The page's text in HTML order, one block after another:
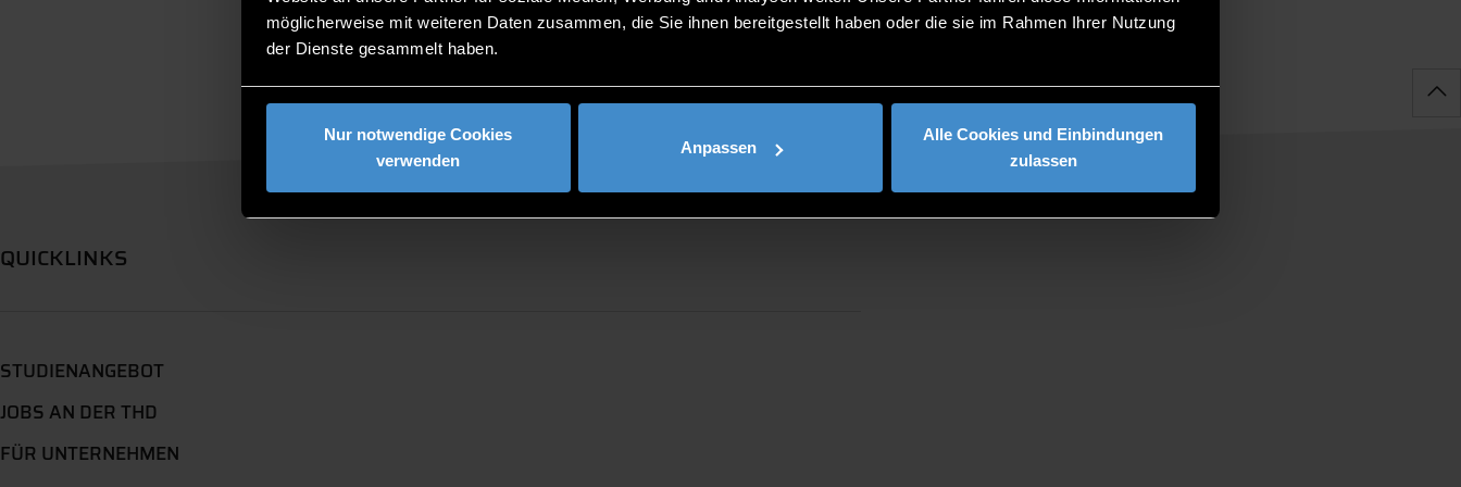
möglicherweise mit weiteren Daten zusammen, die Sie ihnen bereitgestellt haben oder die sie im Rahmen Ihrer Nutzung
der Dienste gesammelt haben.
Nur notwendige Cookies
verwenden
Anpassen
Alle Cookies und Einbindungen
zulassen
QUICKLINKS
STUDIENANGEBOT
JOBS AN DER THD
FÜR UNTERNEHMEN